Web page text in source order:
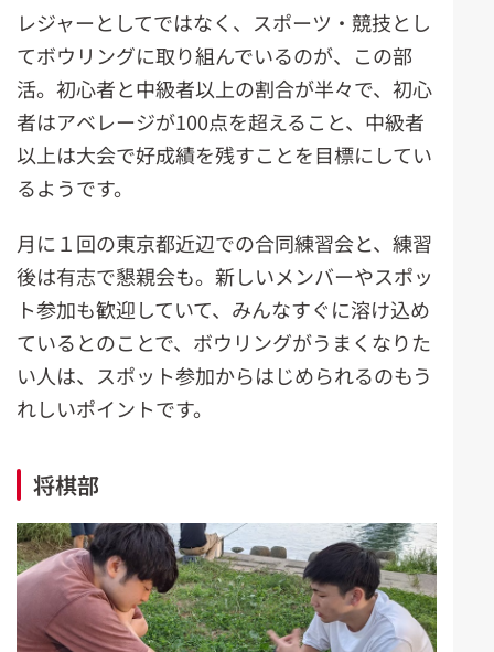
レジャーとしてではなく、スポーツ・競技とし
てボウリングに取り組んでいるのが、この部
活。初心者と中級者以上の割合が半々で、初心
者はアベレージが100点を超えること、中級者
以上は大会で好成績を残すことを目標にしてい
るようです。
月に１回の東京都近辺での合同練習会と、練習
後は有志で懇親会も。新しいメンバーやスポッ
ト参加も歓迎していて、みんなすぐに溶け込め
ているとのことで、ボウリングがうまくなりた
い人は、スポット参加からはじめられるのもう
れしいポイントです。
将棋部